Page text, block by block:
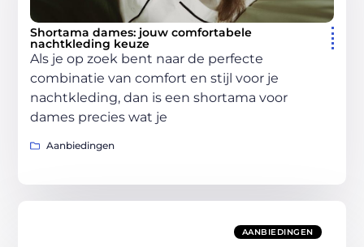
Shortama dames: jouw comfortabele
nachtkleding keuze
Als je op zoek bent naar de perfecte
combinatie van comfort en stijl voor je
nachtkleding, dan is een shortama voor
dames precies wat je
Aanbiedingen
AANBIEDINGEN